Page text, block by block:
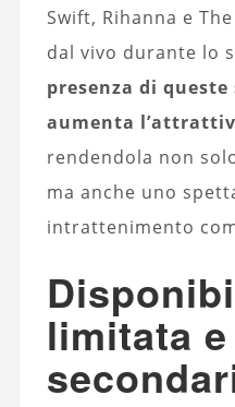
Swift, Rihanna e
dal vivo durante lo
presenza di
aumenta
rendendola non
ma anche uno
intrattenimento
limitata